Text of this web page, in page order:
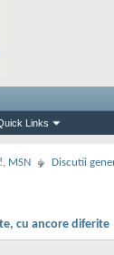
Links
MSN Discutii
cu ancore diferite